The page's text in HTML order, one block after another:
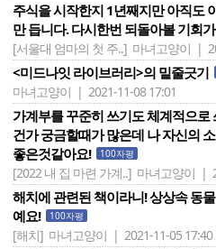
주식을 시작한지 1년째지만 아직도
만 듭니다. 다시한번 되돌아볼 기회
[서울대 엄마의 첫 주..] 마녀고양이 |
<미드나잇 라이브러리>의 밑줄긋기
마녀고양이 | 2021-11-08 17:01
가계부를 꾸준히 쓰기도 체계적으
건가 궁금할때가 많은데 나 자신의
좋은것같아요!
100자평
[2022 내 집 마련 가계..] 마녀고양이 |
해치에 관련된 책이라니! 상상속 동
예요!
100자평
[해치] 마녀고양이 | 2021-11-05 17:40